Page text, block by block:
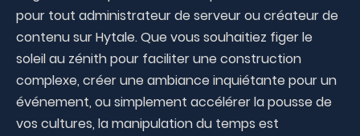
pour tout administrateur de serveur ou créateur de
contenu sur Hytale. Que vous souhaitiez figer le
soleil au zénith pour faciliter une construction
complexe, créer une ambiance inquiétante pour un
événement, ou simplement accélérer la pousse de
vos cultures, la manipulation du temps est